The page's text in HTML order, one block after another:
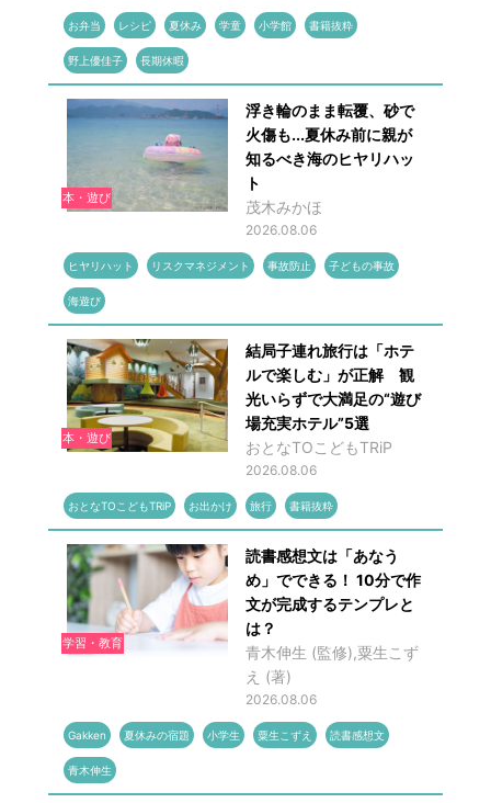
お弁当 レシピ 夏休み 学童 小学館 書籍抜粋
野上優佳子 長期休暇
本・遊び
浮き輪のまま転覆、砂で
火傷も...夏休み前に親が
知るべき海のヒヤリハッ
ト
茂木みかほ
2026.08.06
ヒヤリハット リスクマネジメント 事故防止 子どもの事故
海遊び
本・遊び
結局子連れ旅行は「ホテ
ルで楽しむ」が正解 観
光いらずで大満足の“遊び
場充実ホテル”5選
おとなTOこどもTRiP
2026.08.06
おとなTOこどもTRiP お出かけ 旅行 書籍抜粋
学習・教育
読書感想文は「あなう
め」でできる！ 10分で作
文が完成するテンプレと
は？
青木伸生 (監修),粟生こず
え (著)
2026.08.06
Gakken 夏休みの宿題 小学生 粟生こずえ 読書感想文
青木伸生